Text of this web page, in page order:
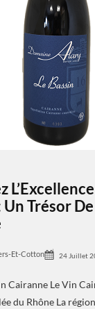
Trésor
Et-Cotton 24 Juillet
Cairanne Le Vin
du Rhône La